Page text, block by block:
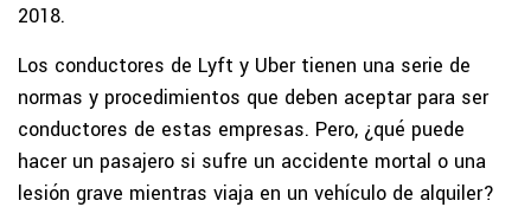
2018.
Los conductores de Lyft y Uber tienen una serie de
normas y procedimientos que deben aceptar para ser
conductores de estas empresas. Pero, ¿qué puede
hacer un pasajero si sufre un accidente mortal o una
lesión grave mientras viaja en un vehículo de alquiler?